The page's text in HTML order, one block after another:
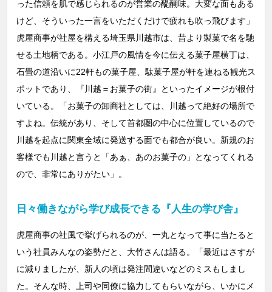
った信頼を肌で感じられるのが営業の醍醐味。大変な面もある
けど、そういった一言をいただくだけで疲れも吹っ飛びます」
虎屋商事が社屋を構える埼玉県川越市は、昔より製菓で名を馳
せる土地柄である。小江戸の風情を今に伝える菓子屋横丁は、
石畳の道沿いに22軒もの菓子屋、駄菓子屋が軒を連ねる観光ス
ポットであり、『川越＝お菓子の街』といったイメージが根付
いている。「お菓子の卸商社としては、川越って絶好の場所で
すよね。伝統があり、そして首都圏の中心に位置しているので
川越を起点に関東全域に発送する面でも都合が良い。新規のお
客様でも川越と言うと「あぁ、あのお菓子の」となってくれる
ので、非常にありがたい」。
日々働きながら学び成長できる『人生の学び舎』
虎屋商事の社風で挙げられるのが、一丸となって事に当たると
いう社員みんなの姿勢だと、大竹さんは語る。「最近はさすが
に減りましたが、新人の頃は発注間違いなどのミスもしまし
た。そんな時、上司や同僚に協力してもらいながら、いかにメ